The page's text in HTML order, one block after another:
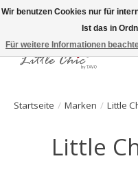
Made with Love ♥ Made in
Startseite / Marken / Little
Little
Wir benutzen Cookies nur für
Ist das in
Für weitere Informationen